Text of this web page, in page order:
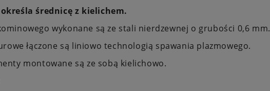
średnicę z kielichem.
wykonane są ze stali nierdzewnej o grubości 0,6 mm.
łączone są liniowo technologią spawania plazmowego.
montowane są ze sobą kielichowo.